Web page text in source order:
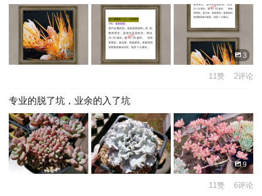
3
11赞 2评论
专业的脱了坑，业余的入了坑
9
11赞 6评论